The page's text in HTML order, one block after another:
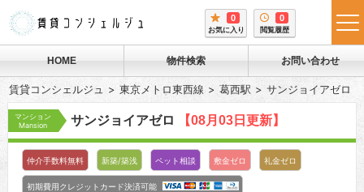
0
お気に入り
0
閲覧履歴
HOME 物件検索 お問い合わせ
賃貸コンシェルジュ 東京メトロ東西線 葛西駅 サンジョイアゼロ
マンション
Mansion
サンジョイアゼロ 【08月03日更新】
仲介手数料無料 新築/築浅 ペット相談 敷金ゼロ 礼金ゼロ
初期費用クレジットカード決済可能